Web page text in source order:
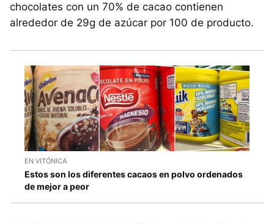
chocolates con un 70% de cacao contienen
alrededor de 29g de azúcar por 100 de producto.
EN VITÓNICA
Estos son los diferentes cacaos en polvo ordenados
de mejor a peor